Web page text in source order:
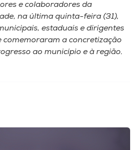
e colaboradores da
na última quinta-feira (31),
estaduais e dirigentes
comemoraram a concretização
ao município e à região.